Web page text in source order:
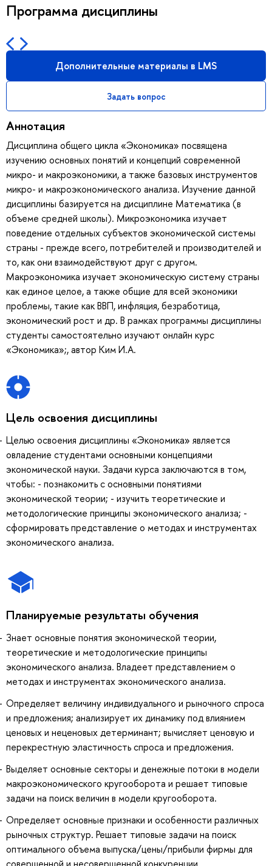
Программа дисциплины
Дополнительные материалы в LMS
Задать вопрос
Аннотация
Дисциплина общего цикла «Экономика» посвящена
изучению основных понятий и концепций современной
микро- и макроэкономики, а также базовых инструментов
микро- и макроэкономического анализа. Изучение данной
дисциплины базируется на дисциплине Математика (в
объеме средней школы). Микроэкономика изучает
поведение отдельных субъектов экономической системы
страны - прежде всего, потребителей и производителей и
то, как они взаимодействуют друг с другом.
Макроэкономика изучает экономическую систему страны
как единое целое, а также общие для всей экономики
проблемы, такие как ВВП, инфляция, безработица,
экономический рост и др. В рамках программы дисциплины
студенты самостоятельно изучают онлайн курс
«Экономика»;, автор Ким И.А.
Цель освоения дисциплины
Целью освоения дисциплины «Экономика» является
овладение студентами основными концепциями
экономической науки. Задачи курса заключаются в том,
чтобы: - познакомить с основными понятиями
экономической теории; - изучить теоретические и
методологические принципы экономического анализа; -
сформировать представление о методах и инструментах
экономического анализа.
Планируемые результаты обучения
Знает основные понятия экономической теории,
теоретические и методологические принципы
экономического анализа. Владеет представлением о
методах и инструментах экономического анализа.
Определяет величину индивидуального и рыночного спроса
и предложения; анализирует их динамику под влиянием
ценовых и неценовых детерминант; вычисляет ценовую и
перекрестную эластичность спроса и предложения.
Выделяет основные секторы и денежные потоки в модели
макроэкономического кругооборота и решает типовые
задачи на поиск величин в модели кругооборота.
Определяет основные признаки и особенности различных
рыночных структур. Решает типовые задачи на поиск
оптимального объема выпуска/цены/прибыли фирмы для